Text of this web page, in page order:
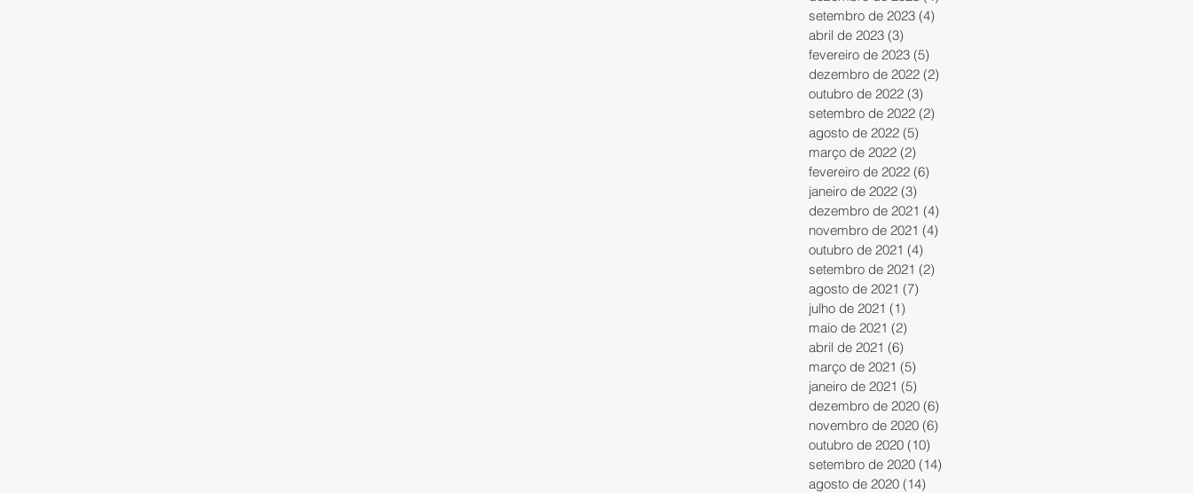
setembro de 2023 (4)
abril de 2023 (3)
fevereiro de 2023 (5)
dezembro de 2022 (2)
outubro de 2022 (3)
setembro de 2022 (2)
agosto de 2022 (5)
março de 2022 (2)
fevereiro de 2022 (6)
janeiro de 2022 (3)
dezembro de 2021 (4)
novembro de 2021 (4)
outubro de 2021 (4)
setembro de 2021 (2)
agosto de 2021 (7)
julho de 2021 (1)
maio de 2021 (2)
abril de 2021 (6)
março de 2021 (5)
janeiro de 2021 (5)
dezembro de 2020 (6)
novembro de 2020 (6)
outubro de 2020 (10)
setembro de 2020 (14)
agosto de 2020 (14)